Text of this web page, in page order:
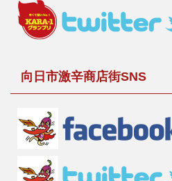
向日市激辛商店街SNS